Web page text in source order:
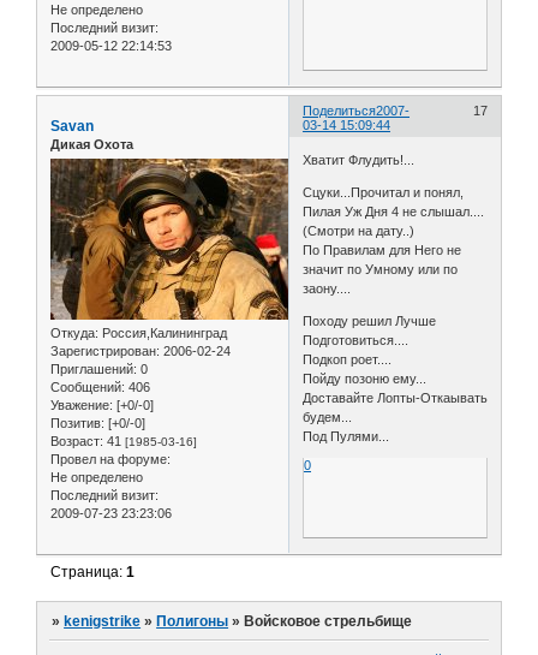
Не определено
Последний визит:
2009-05-12 22:14:53
Поделиться 17
2007-
03-14 15:09:44
Savan
Дикая Охота
Откуда: Россия,Калининград
Зарегистрирован: 2006-02-24
Приглашений: 0
Сообщений: 406
Уважение: [+0/-0]
Позитив: [+0/-0]
Возраст: 41 [1985-03-16]
Провел на форуме:
Не определено
Последний визит:
2009-07-23 23:23:06
Хватит Флудить!...
Сцуки...Прочитал и понял,
Пилая Уж Дня 4 не слышал....
(Смотри на дату..)
По Правилам для Него не
значит по Умному или по
заону....
Походу решил Лучше
Подготовиться....
Подкоп роет....
Пойду позоню ему...
Доставайте Лопты-Откаывать
будем...
Под Пулями...
0
Страница:1
» kenigstrike » Полигоны » Войсковое стрельбище